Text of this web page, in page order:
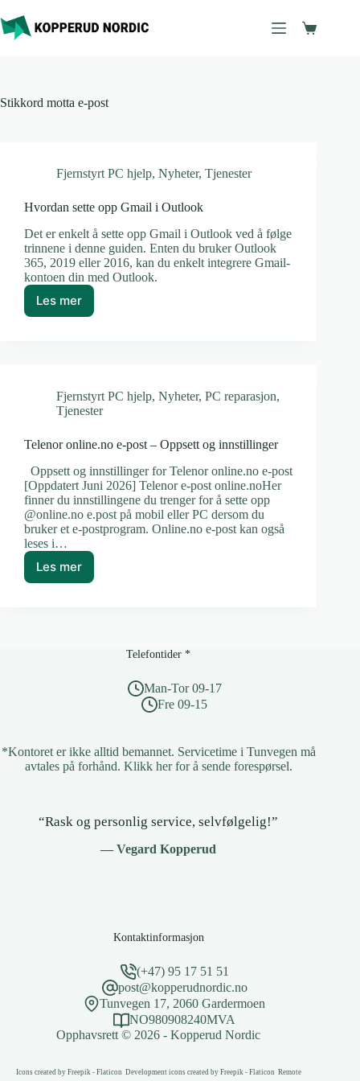
til
innholdet
Stikkord motta e-post
Fjernstyrt PC hjelp, Nyheter, Tjenester
Hvordan sette opp Gmail i Outlook
Det er enkelt å sette opp Gmail i Outlook ved å følge
trinnene i denne guiden. Enten du bruker Outlook
365, 2019 eller 2016, kan du enkelt integrere Gmail-
kontoen din med Outlook.
Les mer
Hvordan
Fjernstyrt PC hjelp, Nyheter, PC reparasjon,
Tjenester
Telenor online.no e-post – Oppsett og innstillinger
Oppsett og innstillinger for Telenor online.no e-post
[Oppdatert Juni 2026] Telenor e-post online.noHer
finner du innstillingene du trenger for å sette opp
@online.no e.post på mobil eller PC dersom du
bruker et e-postprogram. Online.no e-post kan også
leses i…
Les mer
Telenor
online.no
Telefontider *
Man-Tor 09-17
Fre 09-15
*Kontoret er ikke alltid bemannet. Servicetime i Tunvegen må
avtales på forhånd. Klikk her for å sende forespørsel.
“Rask og personlig service, selvfølgelig!”
— Vegard Kopperud
Kontaktinformasjon
(+47) 95 17 51 51
post@kopperudnordic.no
Tunvegen 17, 2060 Gardermoen
NO980908240MVA
Opphavsrett © 2026 - Kopperud Nordic
Icons created by Freepik - Flaticon Development icons created by Freepik - Flaticon Remote